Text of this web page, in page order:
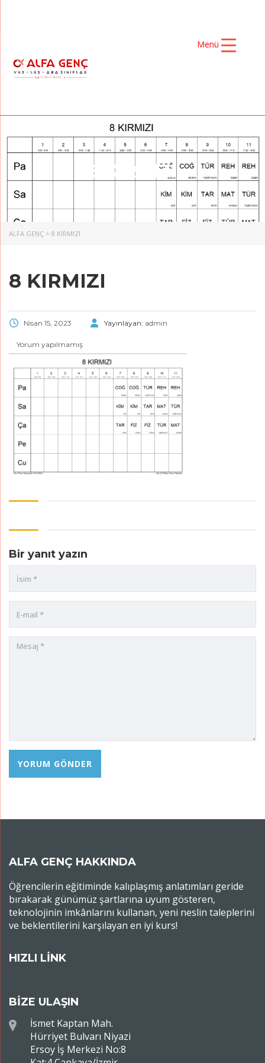
Menü
8 KIRMIZI
ALFA GENÇ > 8 KIRMIZI
8 KIRMIZI
Nisan 15, 2023 Yayınlayan: admin
Yorum yapılmamış
Bir yanıt yazın
ALFA GENÇ HAKKINDA
Öğrencilerin eğitiminde kalıplaşmış anlatımları geride
bırakarak günümüz şartlarına uyum gösteren,
teknolojinin imkânlarını kullanan, yeni neslin taleplerini
ve beklentilerini karşılayan en iyi kurs!
HIZLI LİNK
BİZE ULAŞIN
İsmet Kaptan Mah.
Hürriyet Bulvarı Niyazi
Ersoy İş Merkezi No:8